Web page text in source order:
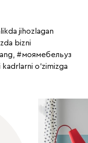
jihozlagan
bizni
#моямебельуз
o'zimizga